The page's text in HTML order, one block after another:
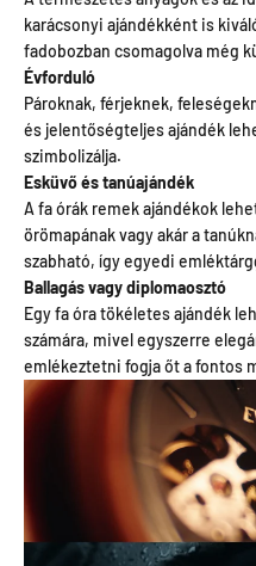
karácsonyi ajándékként is
fadobozban csomagolva még
Évforduló
Pároknak, férjeknek,
és jelentőségteljes ajándék
szimbolizálja.
Esküvő és tanúajándék
A fa órák remek ajándékok
örömapának vagy akár a
szabható, így egyedi
Ballagás vagy diplomaosztó
Egy fa óra tökéletes ajándék
számára, mivel egyszerre
emlékeztetni fogja őt a fontos